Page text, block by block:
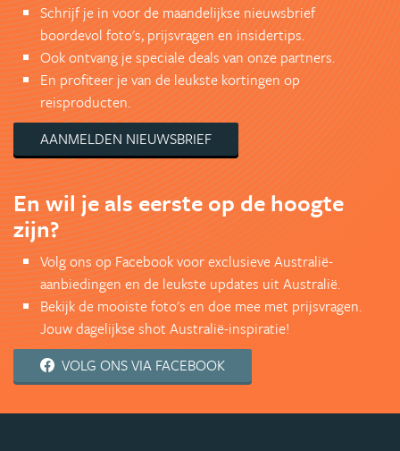
Schrijf je in voor de maandelijkse nieuwsbrief
boordevol foto's, prijsvragen en insidertips.
Ook ontvang je speciale deals van onze partners.
En profiteer je van de leukste kortingen op
reisproducten.
AANMELDEN NIEUWSBRIEF
En wil je als eerste op de hoogte
zijn?
Volg ons op Facebook voor exclusieve Australië-
aanbiedingen en de leukste updates uit Australië.
Bekijk de mooiste foto's en doe mee met prijsvragen.
Jouw dagelijkse shot Australië-inspiratie!
VOLG ONS VIA FACEBOOK